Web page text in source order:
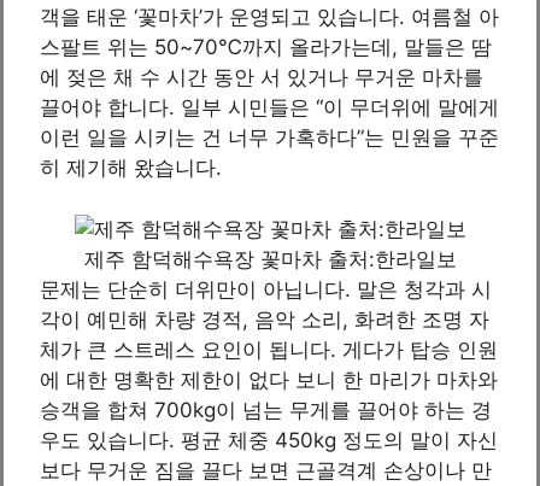
객을 태운 ‘꽃마차’가 운영되고 있습니다. 여름철 아
스팔트 위는 50~70℃까지 올라가는데, 말들은 땀
에 젖은 채 수 시간 동안 서 있거나 무거운 마차를
끌어야 합니다. 일부 시민들은 “이 무더위에 말에게
이런 일을 시키는 건 너무 가혹하다”는 민원을 꾸준
히 제기해 왔습니다.
제주 함덕해수욕장 꽃마차 출처:한라일보
문제는 단순히 더위만이 아닙니다. 말은 청각과 시
각이 예민해 차량 경적, 음악 소리, 화려한 조명 자
체가 큰 스트레스 요인이 됩니다. 게다가 탑승 인원
에 대한 명확한 제한이 없다 보니 한 마리가 마차와
승객을 합쳐 700kg이 넘는 무게를 끌어야 하는 경
우도 있습니다. 평균 체중 450kg 정도의 말이 자신
보다 무거운 짐을 끌다 보면 근골격계 손상이나 만